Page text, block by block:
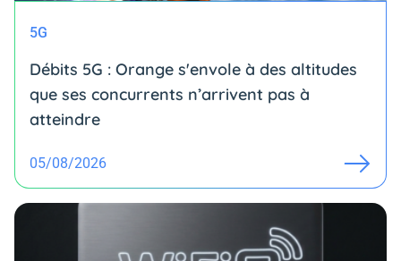
5G
Débits 5G : Orange s'envole à des altitudes
que ses concurrents n’arrivent pas à
atteindre
05/08/2026